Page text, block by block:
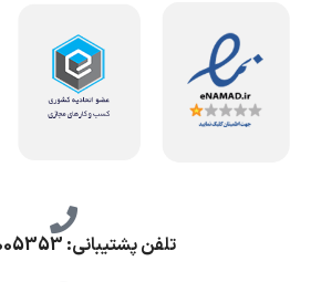
تلفن پشتیبانی: 02191005353